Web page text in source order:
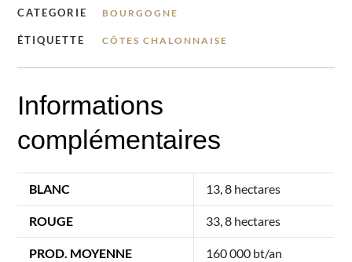
CATEGORIE BOURGOGNE
ÉTIQUETTE CÔTES CHALONNAISE
Informations
complémentaires
BLANC 13, 8 hectares
ROUGE 33, 8 hectares
PROD. MOYENNE 160 000 bt/an